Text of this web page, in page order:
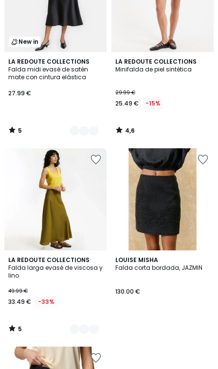
New in
LA REDOUTE COLLECTIONS
Falda midi evasé de satén
mate con cintura elástica
27.99 €
5
/
5
3
Colores
5
/
LA REDOUTE COLLECTIONS
Minifalda de piel sintética
29.99 €
25.49 € -15%
4,6
/ 5
4,6
/
LA REDOUTE COLLECTIONS
Falda larga evasé de viscosa y
lino
49.99 €
33.49 € -33%
5
/
5
2
Colores
5
/
LOUISE MISHA
Falda corta bordada, JAZMIN
130.00 €